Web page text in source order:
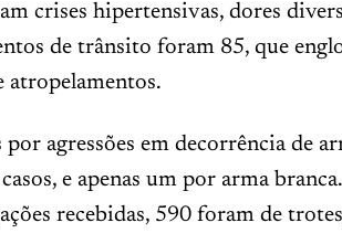
crises hipertensivas, dores
de trânsito foram 85, que
atropelamentos.
agressões em decorrência de
e apenas um por arma
recebidas, 590 foram de